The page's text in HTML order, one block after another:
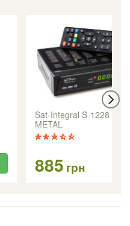
Sat-Integral S-1228 HD
METAL
885 грн